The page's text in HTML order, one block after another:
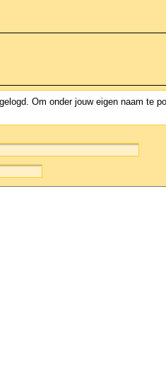
Om onder jouw eigen naam te